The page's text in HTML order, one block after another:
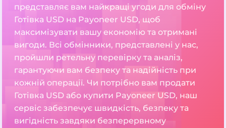
представляє вам найкращі угоди для обміну
Готівка USD на Payoneer USD, щоб
максимізувати вашу економію та отримані
вигоди. Всі обмінники, представлені у нас,
пройшли ретельну перевірку та аналіз,
гарантуючи вам безпеку та надійність при
кожній операції. Чи потрібно вам продати
Готівка USD або купити Payoneer USD, наш
сервіс забезпечує швидкість, безпеку та
вигідність завдяки безперервному